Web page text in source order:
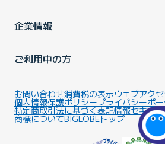
企業情報
ご利用中の方
お問い合わせ消費税の表示ウェブアク
個人情報保護ポリシープライバシーポ
特定商取引法に基づく表記情報セキュ
商標についてBIGLOBEトップ